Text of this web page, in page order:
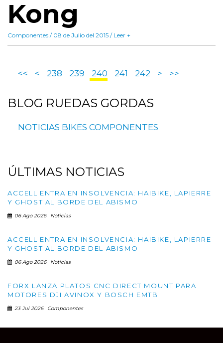
Kong
Componentes / 08 de Julio del 2015 / Leer +
<< < 238 239 240 241 242 > >>
BLOG RUEDAS GORDAS
NOTICIAS BIKES COMPONENTES
ÚLTIMAS NOTICIAS
ACCELL ENTRA EN INSOLVENCIA: HAIBIKE, LAPIERRE
Y GHOST AL BORDE DEL ABISMO
06 Ago 2026 Noticias
ACCELL ENTRA EN INSOLVENCIA: HAIBIKE, LAPIERRE
Y GHOST AL BORDE DEL ABISMO
06 Ago 2026 Noticias
FORX LANZA PLATOS CNC DIRECT MOUNT PARA
MOTORES DJI AVINOX Y BOSCH EMTB
23 Jul 2026 Componentes